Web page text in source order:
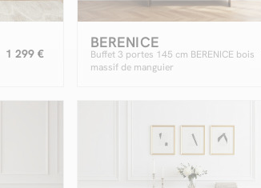
1 299 €
BERENICE
Buffet 3 portes 145 cm BERENICE bois
massif de manguier